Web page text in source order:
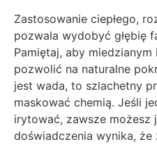
Zastosowanie ciepłego,
pozwala wydobyć głębię
Pamiętaj, aby
pozwolić na naturalne
jest wada, to szlachetny
maskować chemią. Jeśli
irytować, zawsze możesz
doświadczenia wynika, że